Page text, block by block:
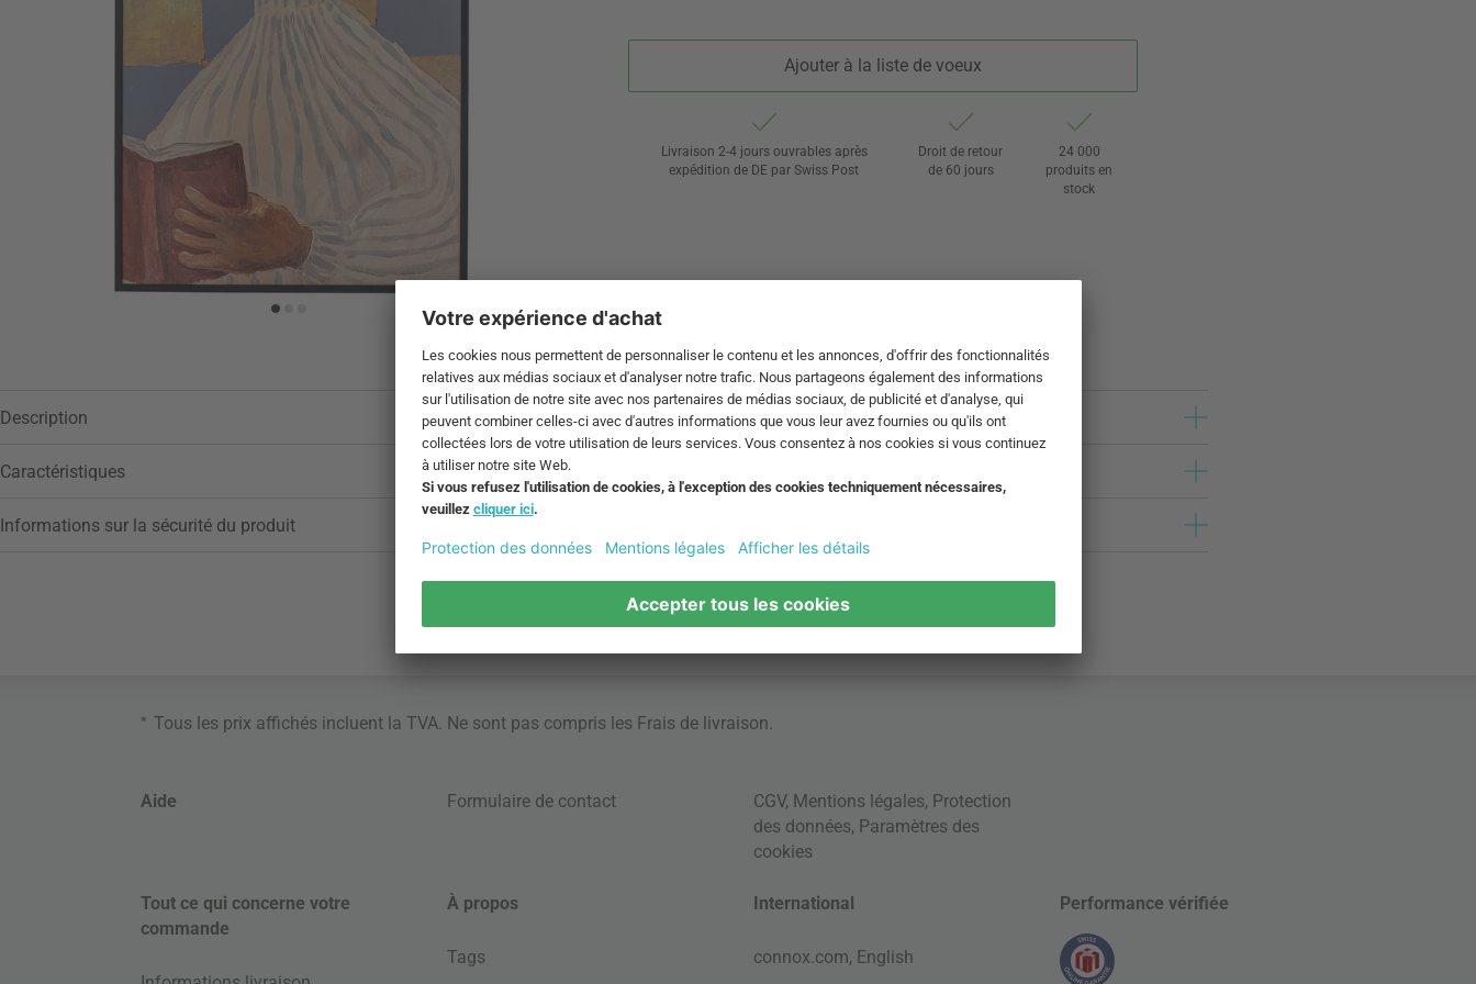
Ajouter à la liste de voeux
Livraison 2-4 jours ouvrables après
expédition de DE par Swiss Post
Droit de retour
de 60 jours
24 000
produits en
stock
Description
Caractéristiques
Informations sur la sécurité du produit
* Tous les prix affichés incluent la TVA. Ne sont pas compris les Frais de livraison.
Aide Formulaire de contact CGV, Mentions légales, Protection
des données, Paramètres des
cookies
Tout ce qui concerne votre
commande
À propos
Tags
International
connox.com, English
Performance vérifiée